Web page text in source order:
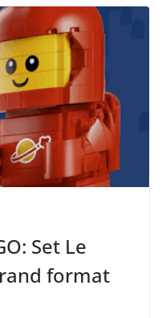
Set Le
format